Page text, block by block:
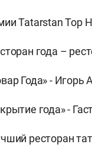
Tatarstan Top
года –
Года» - Игорь
года» -
ресторан